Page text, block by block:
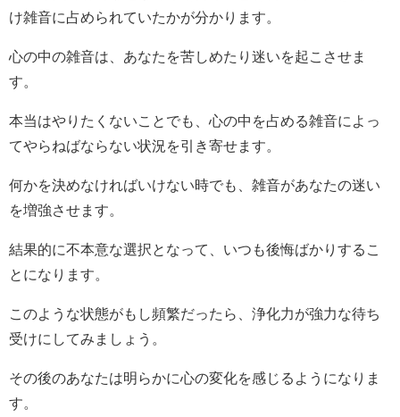
け雑音に占められていたかが分かります。
心の中の雑音は、あなたを苦しめたり迷いを起こさせま
す。
本当はやりたくないことでも、心の中を占める雑音によっ
てやらねばならない状況を引き寄せます。
何かを決めなければいけない時でも、雑音があなたの迷い
を増強させます。
結果的に不本意な選択となって、いつも後悔ばかりするこ
とになります。
このような状態がもし頻繁だったら、浄化力が強力な待ち
受けにしてみましょう。
その後のあなたは明らかに心の変化を感じるようになりま
す。